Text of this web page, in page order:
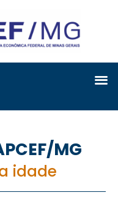
MG
idade